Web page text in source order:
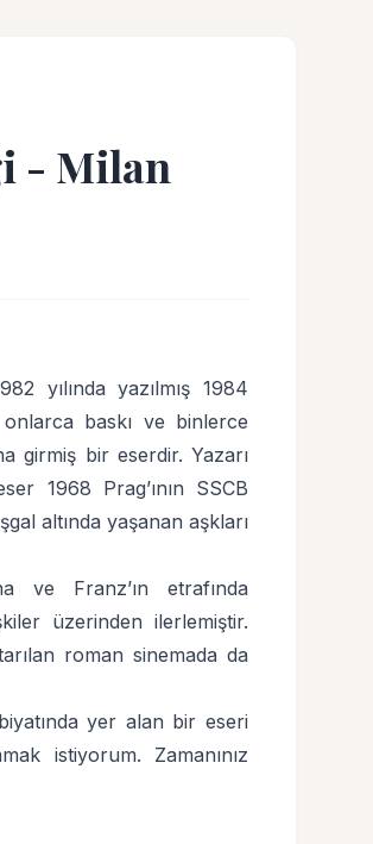
- Milan
yılında yazılmış 1984
onlarca baskı ve binlerce
girmiş bir eserdir. Yazarı
1968 Prag’ının SSCB
altında yaşanan aşkları
ve Franz’ın etrafında
üzerinden ilerlemiştir.
roman sinemada da
yer alan bir eseri
istiyorum. Zamanınız